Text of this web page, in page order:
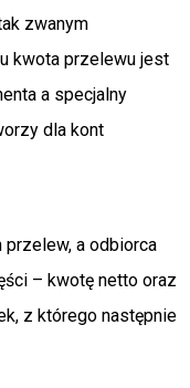
zwanym
kwota przelewu jest
a specjalny
dla kont
przelew, a odbiorca
– kwotę netto oraz
z którego następnie